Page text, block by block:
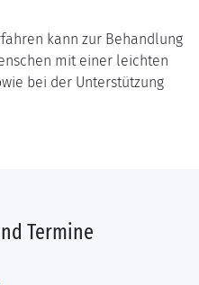
kann zur Behandlung
mit einer leichten
bei der Unterstützung
Termine